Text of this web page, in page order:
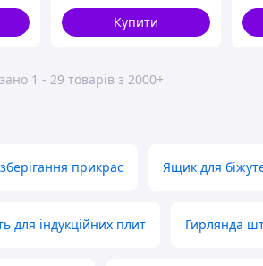
Купити
1 - 29 товарів з 2000+
прикрас Ящик для
для індукційних плит Гирлянда